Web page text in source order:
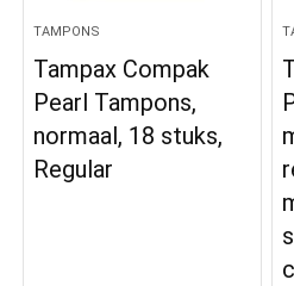
TAMPONS
Tampax Compak
Pearl Tampons,
normaal, 18 stuks,
Regular